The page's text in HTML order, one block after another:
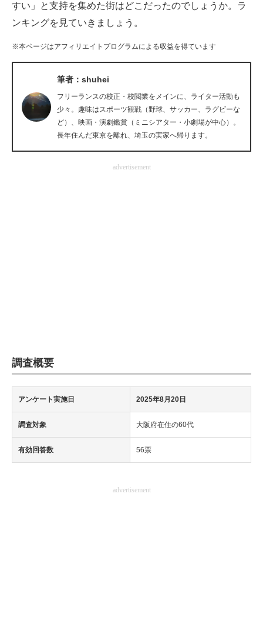
経営リーダーのコミュニティ
マーケ×ITの今がよく分かる
ITエンジニア向け専門サイト
企業向けIT製品の総合サイト
IT製品の技術・比較・事例
製造業のIT導入・活用を支援
すい」と支持を集めた街はどこだったのでしょうか。ラ
ンキングを見ていきましょう。
※本ページはアフィリエイトプログラムによる収益を得ています
筆者：shuhei
フリーランスの校正・校閲業をメインに、ライター活動も
少々。趣味はスポーツ観戦（野球、サッカー、ラグビーな
ど）、映画・演劇鑑賞（ミニシアター・小劇場が中心）。
長年住んだ東京を離れ、埼玉の実家へ帰ります。
advertisement
調査概要
アンケート実施日 2025年8月20日
調査対象 大阪府在住の60代
有効回答数 56票
advertisement